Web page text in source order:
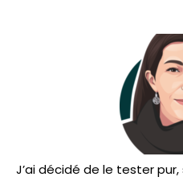
J’ai décidé de le tester